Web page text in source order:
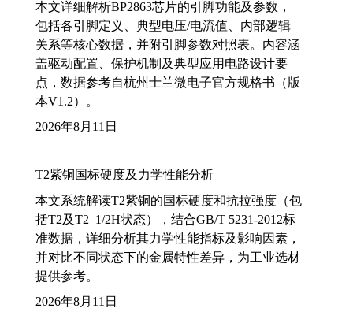
本文详细解析BP2863芯片的引脚功能及参数，
包括各引脚定义、典型电压/电流值、内部逻辑
关系等核心数据，并附引脚参数对照表。内容涵
盖驱动配置、保护机制及典型应用电路设计要
点，数据参考自杭州士兰微电子官方规格书（版
本V1.2）。
2026年8月11日
T2紫铜国标硬度及力学性能分析
本文系统解读T2紫铜的国标硬度和抗拉强度（包
括T2及T2_1/2H状态），结合GB/T 5231-2012标
准数据，详细分析其力学性能指标及影响因素，
并对比不同状态下的金属特性差异，为工业选材
提供参考。
2026年8月11日